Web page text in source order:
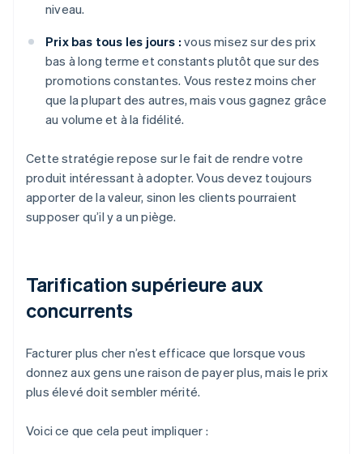
niveau.
Prix bas tous les jours : vous misez sur des prix
bas à long terme et constants plutôt que sur des
promotions constantes. Vous restez moins cher
que la plupart des autres, mais vous gagnez grâce
au volume et à la fidélité.
Cette stratégie repose sur le fait de rendre votre
produit intéressant à adopter. Vous devez toujours
apporter de la valeur, sinon les clients pourraient
supposer qu’il y a un piège.
Tarification supérieure aux
concurrents
Facturer plus cher n’est efficace que lorsque vous
donnez aux gens une raison de payer plus, mais le prix
plus élevé doit sembler mérité.
Voici ce que cela peut impliquer :